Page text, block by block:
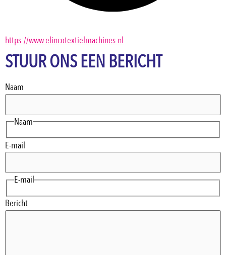
https://www.elincotextielmachines.nl
STUUR ONS EEN BERICHT
Naam
Naam
E-mail
E-mail
Bericht